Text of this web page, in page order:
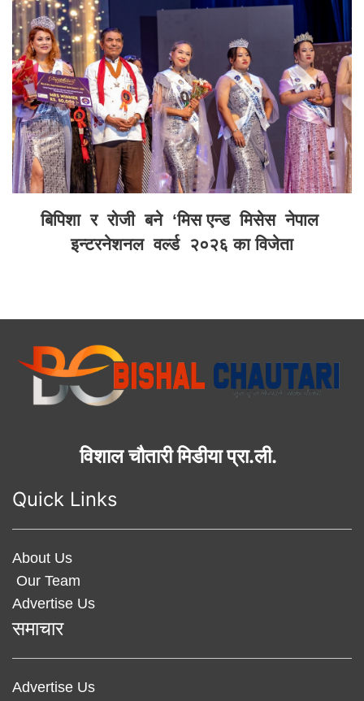
बिपिशा र रोजी बने ‘मिस एन्ड मिसेस नेपाल
इन्टरनेशनल वर्ल्ड २०२६ का विजेता
विशाल चौतारी मिडीया प्रा.ली.
Quick Links
About Us
Our Team
Advertise Us
समाचार
Advertise Us